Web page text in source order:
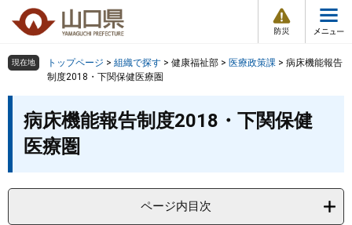
の
頭
ー
飛
情
報
メ
ュ
組織で探す
検索の仕方 組織で探す サイトマップで探す
現在地 トップページ > 組織で探す > 健康福祉部 > 医療政策課 > 病床機能報告
制度2018・下関保健医療圏
病床機能報告制度2018・下関保健
医療圏
ページ内目次